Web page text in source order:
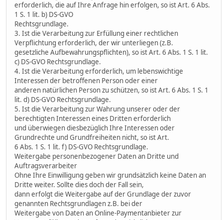
erforderlich, die auf Ihre Anfrage hin erfolgen, so ist Art. 6 Abs.
1 S. 1 lit. b) DS-GVO
Rechtsgrundlage.
3. Ist die Verarbeitung zur Erfüllung einer rechtlichen
Verpflichtung erforderlich, der wir unterliegen (z.B.
gesetzliche Aufbewahrungspflichten), so ist Art. 6 Abs. 1 S. 1 lit.
c) DS-GVO Rechtsgrundlage.
4. Ist die Verarbeitung erforderlich, um lebenswichtige
Interessen der betroffenen Person oder einer
anderen natürlichen Person zu schützen, so ist Art. 6 Abs. 1 S. 1
lit. d) DS-GVO Rechtsgrundlage.
5. Ist die Verarbeitung zur Wahrung unserer oder der
berechtigten Interessen eines Dritten erforderlich
und überwiegen diesbezüglich Ihre Interessen oder
Grundrechte und Grundfreiheiten nicht, so ist Art.
6 Abs. 1 S. 1 lit. f) DS-GVO Rechtsgrundlage.
Weitergabe personenbezogener Daten an Dritte und
Auftragsverarbeiter
Ohne Ihre Einwilligung geben wir grundsätzlich keine Daten an
Dritte weiter. Sollte dies doch der Fall sein,
dann erfolgt die Weitergabe auf der Grundlage der zuvor
genannten Rechtsgrundlagen z.B. bei der
Weitergabe von Daten an Online-Paymentanbieter zur